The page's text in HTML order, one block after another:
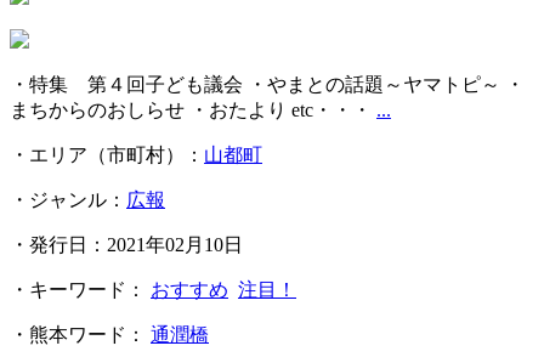
・特集 第４回子ども議会 ・やまとの話題～ヤマトピ～ ・
まちからのおしらせ ・おたより etc・・・ ...
・エリア（市町村）： 山都町
・ジャンル： 広報
・発行日：2021年02月10日
・キーワード： おすすめ 注目！
・熊本ワード： 通潤橋